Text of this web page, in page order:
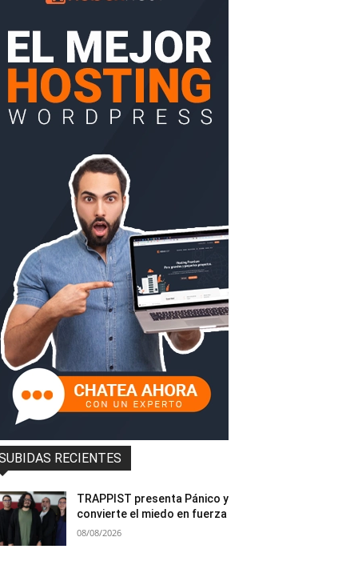
RECIENTES
TRAPPIST presenta Pánico y
convierte el miedo en fuerza
08/08/2026